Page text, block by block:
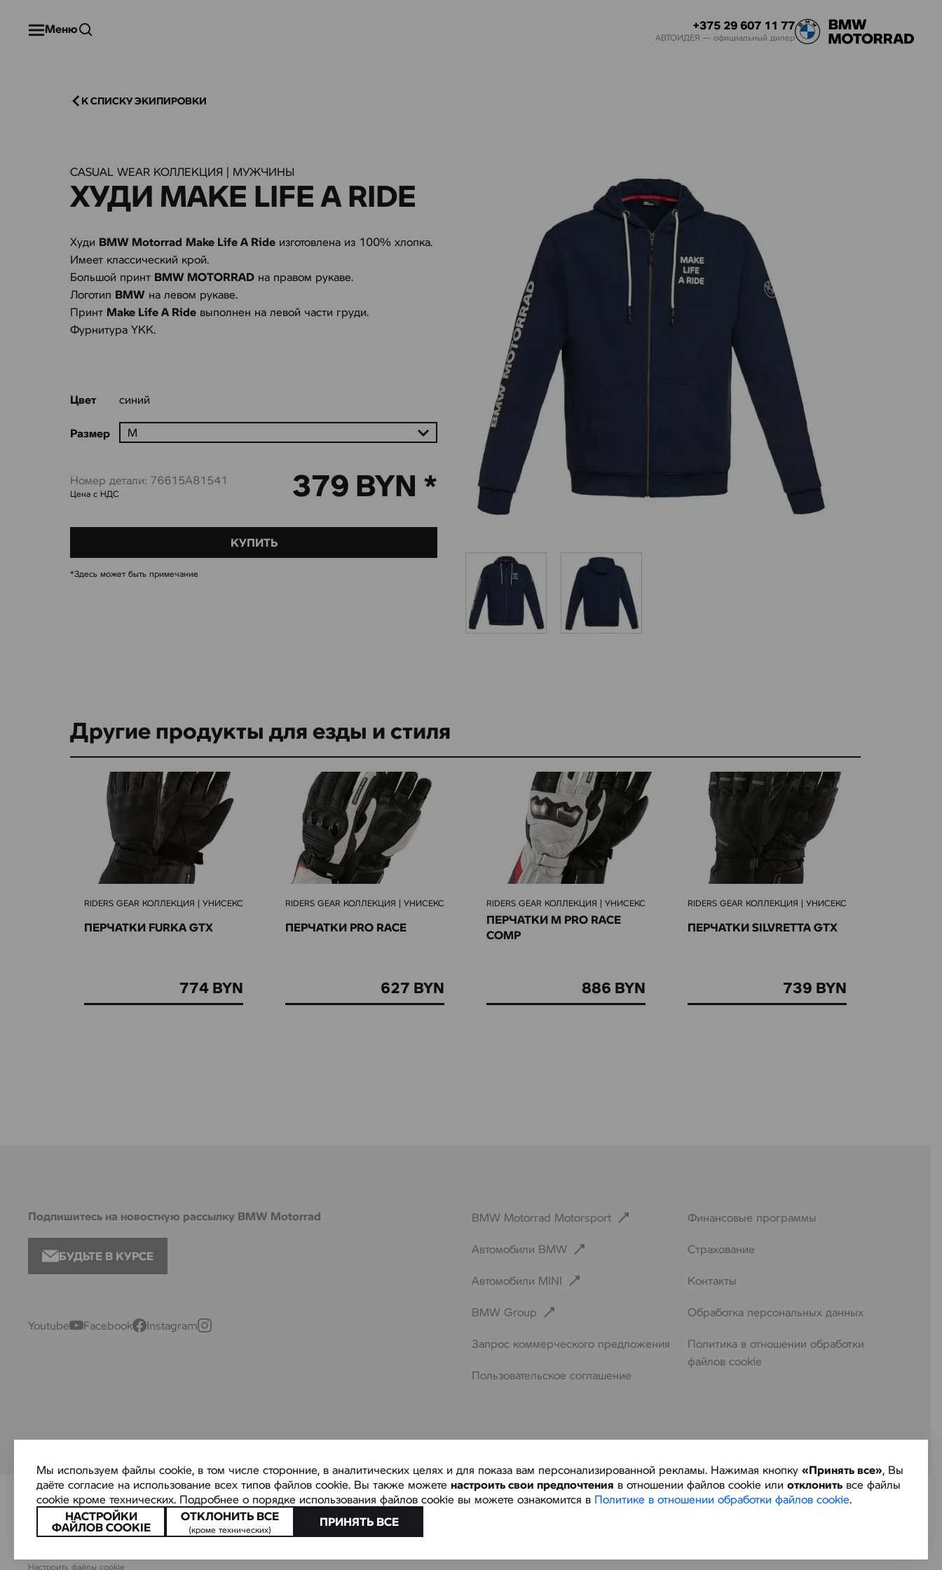
Меню +375 29 607 11 77
АВТОИДЕЯ — официальный дилер
К СПИСКУ ЭКИПИРОВКИ
CASUAL WEAR КОЛЛЕКЦИЯ | МУЖЧИНЫ
ХУДИ MAKE LIFE A RIDE
Цвет синий
Размер
Худи BMW Motorrad Make Life A Ride изготовлена из 100% хлопка.
Имеет классический крой.
Большой принт BMW MOTORRAD на правом рукаве.
Логотип BMW на левом рукаве.
Принт Make Life A Ride выполнен на левой части груди.
Фурнитура YKK.
379 BYN *
Номер детали: 76615A81541
Цена с НДС
КУПИТЬ
*Здесь может быть примечание
Другие продукты для езды и стиля
RIDERS GEAR КОЛЛЕКЦИЯ | УНИСЕКС
ПЕРЧАТКИ FURKA GTX
774 BYN
RIDERS GEAR КОЛЛЕКЦИЯ | УНИСЕКС
ПЕРЧАТКИ PRO RACE
627 BYN
RIDERS GEAR КОЛЛЕКЦИЯ | УНИСЕКС
ПЕРЧАТКИ M PRO RACE
COMP
886 BYN
RIDERS GEAR КОЛЛЕКЦИЯ | УНИСЕКС
ПЕРЧАТКИ SILVRETTA GTX
739 BYN
Подпишитесь на новостную рассылку BMW Motorrad
БУДЬТЕ В КУРСЕ
Youtube Facebook Instagram
BMW Motorrad Motorsport
Автомобили BMW
Автомобили MINI
BMW Group
Запрос коммерческого предложения
Пользовательское соглашение
Финансовые программы
Страхование
Контакты
Обработка персональных данных
Политика в отношении обработки
файлов cookie
© АВТОИДЕЯ — официальный дилер BMW, MINI и BMW MOTORRAD в Беларуси
ООО «АВТОИДЕЯ», УНП 190829939
МКАД, Минский район, д. Цна, ул. Юбилейная, д. 4
Настроить файлы cookie
Мы используем файлы cookie, в том числе сторонние, в аналитических целях и для показа вам персонализированной рекламы. Нажимая кнопку «Принять все», Вы
даёте согласие на использование всех типов файлов cookie. Вы также можете настроить свои предпочтения в отношении файлов cookie или отклонить все файлы
cookie кроме технических. Подробнее о порядке использования файлов cookie вы можете ознакомится в Политике в отношении обработки файлов cookie.
НАСТРОЙКИ
ФАЙЛОВ COOKIE
ОТКЛОНИТЬ ВСЕ
(кроме технических)
ПРИНЯТЬ ВСЕ